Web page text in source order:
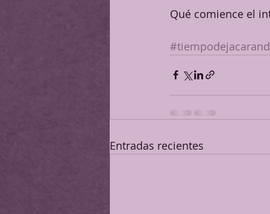
Qué comience el
Entradas recientes